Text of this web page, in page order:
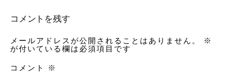
コメントを残す
メールアドレスが公開されることはありません。
※
が付いている欄は必須項目です
コメント ※